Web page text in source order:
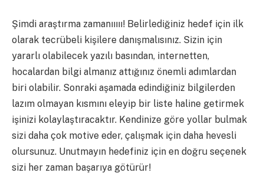
Şimdi araştırma zamanııııı! Belirlediğiniz hedef için ilk
olarak tecrübeli kişilere danışmalısınız. Sizin için
yararlı olabilecek yazılı basından, internetten,
hocalardan bilgi almanız attığınız önemli adımlardan
biri olabilir. Sonraki aşamada edindiğiniz bilgilerden
lazım olmayan kısmını eleyip bir liste haline getirmek
işinizi kolaylaştıracaktır. Kendinize göre yollar bulmak
sizi daha çok motive eder, çalışmak için daha hevesli
olursunuz. Unutmayın hedefiniz için en doğru seçenek
sizi her zaman başarıya götürür!